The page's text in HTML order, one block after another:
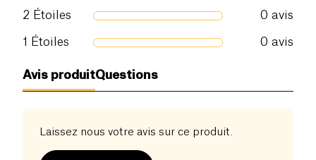
2 Étoiles 0 avis
1 Étoiles 0 avis
Avis produitQuestions
Laissez nous votre avis sur ce produit.